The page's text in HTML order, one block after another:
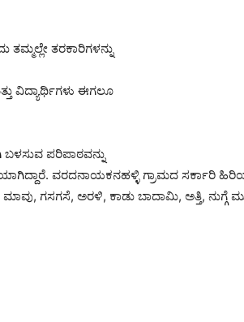
ತರಕಾರಿಗಳನ್ನು
ವಿದ್ಯಾರ್ಥಿಗಳು ಈಗಲೂ
ಪರಿಪಾಠವನ್ನು
ವರದನಾಯಕನಹಳ್ಳಿ ಗ್ರಾಮದ ಸರ್ಕಾರಿ
ಗಸಗಸೆ, ಅರಳಿ, ಕಾಡು ಬಾದಾಮಿ, ಅತ್ತಿ, ನುಗ್ಗೆ